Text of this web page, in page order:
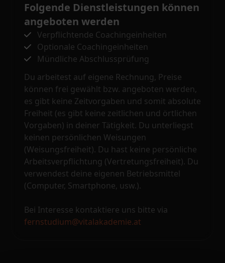
Folgende Dienstleistungen können
angeboten werden
Verpflichtende Coachingeinheiten
Optionale Coachingeinheiten
Mündliche Abschlussprüfung
Du arbeitest auf eigene Rechnung, Preise
können frei gewählt bzw. angeboten werden,
es gibt keine Zeitvorgaben und somit absolute
Freiheit (es gibt keine zeitlichen und örtlichen
Vorgaben) in deiner Tätigkeit. Du unterliegst
keinen persönlichen Weisungen
(Weisungsfreiheit). Du hast keine persönliche
Arbeitsverpflichtung (Vertretungsfreiheit). Du
verwendest deine eigenen Betriebsmittel
(Computer, Smartphone, usw.).
Bei Interesse kontaktiere uns bitte via
fernstudium@vitalakademie.at